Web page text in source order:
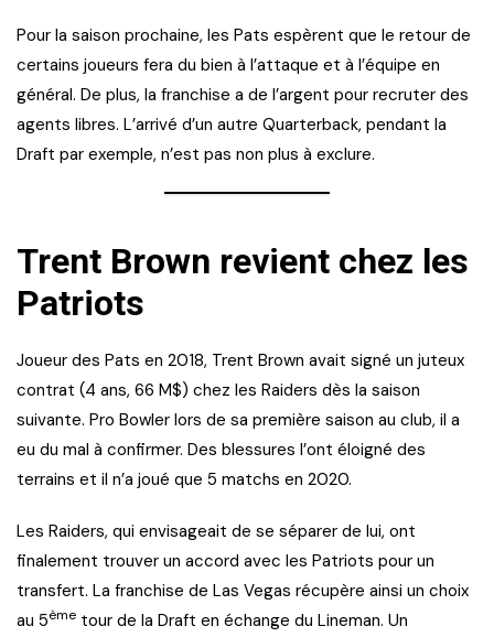
Pour la saison prochaine, les Pats espèrent que le retour de
certains joueurs fera du bien à l’attaque et à l’équipe en
général. De plus, la franchise a de l’argent pour recruter des
agents libres. L’arrivé d’un autre Quarterback, pendant la
Draft par exemple, n’est pas non plus à exclure.
Trent Brown revient chez les
Patriots
Joueur des Pats en 2018, Trent Brown avait signé un juteux
contrat (4 ans, 66 M$) chez les Raiders dès la saison
suivante. Pro Bowler lors de sa première saison au club, il a
eu du mal à confirmer. Des blessures l’ont éloigné des
terrains et il n’a joué que 5 matchs en 2020.
Les Raiders, qui envisageait de se séparer de lui, ont
finalement trouver un accord avec les Patriots pour un
transfert. La franchise de Las Vegas récupère ainsi un choix
au 5ème tour de la Draft en échange du Lineman. Un